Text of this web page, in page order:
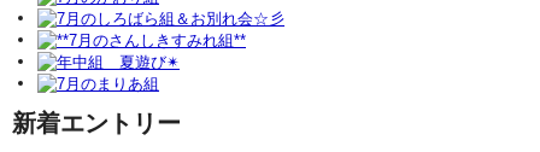
新着エントリー